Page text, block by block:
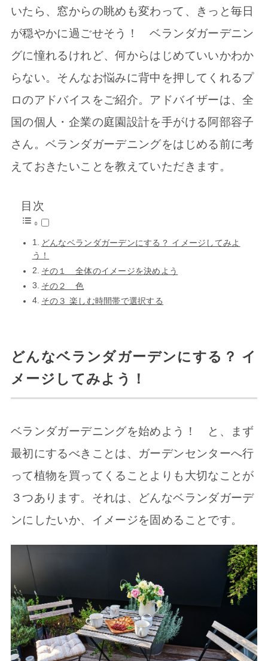
いたら、窓からの眺めも変わって、きっと毎日
が穏やかに過ごせそう！ ベランダガーデニン
グに憧れるけれど、何からはじめていいかわか
らない。そんなお悩みに背中を押してくれるプ
ロのアドバイスをご紹介。アドバイザーは、全
国の個人・企業の庭園設計を手がける阿部容子
さん。ベランダガーデニングをはじめる前に考
えておきたいことを教えていただきます。
目次
どんなベランダガーデンにする？ イメージしてみよ
う！
その１ 全体のイメージを決めよう
その２ 色
その３ 楽しむ時間帯で選択する
どんなベランダガーデンにする？ イ
メージしてみよう！
ベランダガーデニングを始めよう！ と、まず
最初にするべきことは、ガーデンセンターへ行
って植物を買ってくることよりも大切なことが
３つあります。それは、どんなベランダガーデ
ンにしたいか、イメージを固めることです。